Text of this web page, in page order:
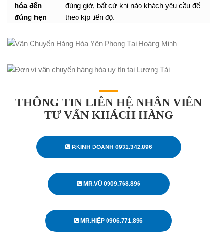
hóa đến
đúng hẹn
đúng giờ, bất cứ khi nào khách yêu cầu để
theo kịp tiến độ.
THÔNG TIN LIÊN HỆ NHÂN VIÊN
TƯ VẤN KHÁCH HÀNG
P.KINH DOANH 0931.342.896
MR.VŨ 0909.768.896
MR.HIỆP 0906.771.896